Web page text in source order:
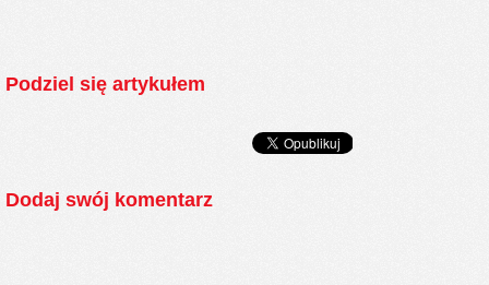
Podziel się artykułem
Dodaj swój komentarz